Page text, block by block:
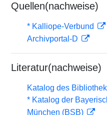
Quellen(nachweise)
* Kalliope-Verbund
Archivportal-D
Literatur(nachweise)
Katalog des
* Katalog der
München (BSB)